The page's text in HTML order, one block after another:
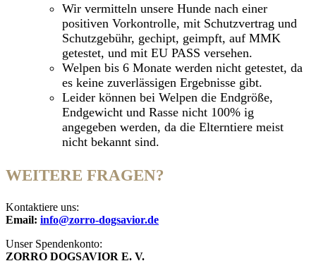
Wir vermitteln unsere Hunde nach einer
positiven Vorkontrolle, mit Schutzvertrag und
Schutzgebühr, gechipt, geimpft, auf MMK
getestet, und mit EU PASS versehen.
Welpen bis 6 Monate werden nicht getestet, da
es keine zuverlässigen Ergebnisse gibt.
Leider können bei Welpen die Endgröße,
Endgewicht und Rasse nicht 100% ig
angegeben werden, da die Elterntiere meist
nicht bekannt sind.
WEITERE FRAGEN?
Kontaktiere uns:
Email: info@zorro-dogsavior.de
Unser Spendenkonto:
ZORRO DOGSAVIOR E. V.